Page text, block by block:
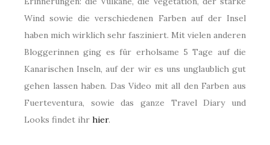
Wind sowie die verschiedenen Farben auf der Insel
haben mich wirklich sehr fasziniert. Mit vielen anderen
Bloggerinnen ging es für erholsame 5 Tage auf die
Kanarischen Inseln, auf der wir es uns unglaublich gut
gehen lassen haben. Das Video mit all den Farben aus
Fuerteventura, sowie das ganze Travel Diary und
Looks findet ihr hier.